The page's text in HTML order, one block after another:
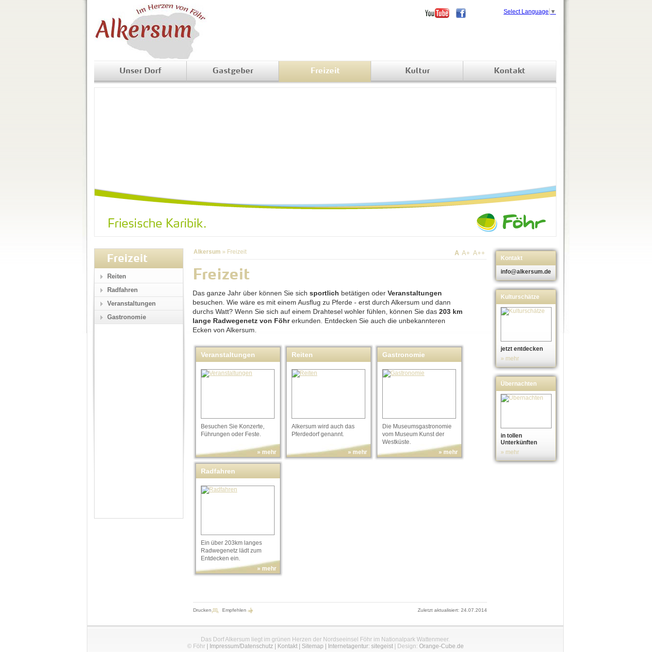
Unser Dorf Gastgeber Freizeit Kultur Kontakt
Alkersum » Freizeit A A+ A++
Freizeit
Das ganze Jahr über können Sie sich sportlich betätigen oder Veranstaltungen
besuchen. Wie wäre es mit einem Ausflug zu Pferde - erst durch Alkersum und dann
durchs Watt? Wenn Sie sich auf einem Drahtesel wohler fühlen, können Sie das 203 km
lange Radwegenetz von Föhrerkunden. Entdecken Sie auch die unbekannteren
Ecken von Alkersum.
Veranstaltungen
Besuchen Sie Konzerte,
Führungen oder Feste.
» mehr
Reiten
Alkersum wird auch das
Pferdedorf genannt.
» mehr
Gastronomie
Die Museumsgastronomie
vom Museum Kunst der
Westküste.
» mehr
Radfahren
Ein über 203km langes
Radwegenetz lädt zum
Entdecken ein.
» mehr
Kontakt
info@alkersum.de
Kulturschätze
jetzt entdecken
» mehr
Übernachten
in tollen
Unterkünften
» mehr
Freizeit
Reiten
Radfahren
Veranstaltungen
Gastronomie
Select Language ▼
Drucken Empfehlen Zuletzt aktualisiert: 24.07.2014
Das Dorf Alkersum liegt im grünen Herzen der Nordseeinsel Föhr im Nationalpark Wattenmeer.
© Föhr| Impressum/Datenschutz| Kontakt| Sitemap | Internetagentur: sitegeist| Design: Orange-Cube.de